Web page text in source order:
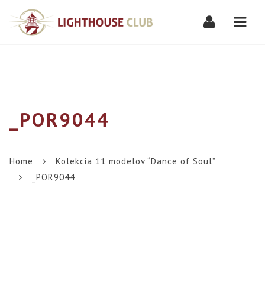
_POR9044
Home
Kolekcia 11 modelov “Dance of Soul”
_POR9044